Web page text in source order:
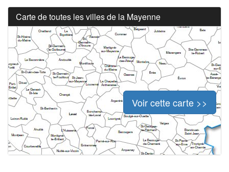
Carte de toutes les villes de la Mayenne
Voir cette carte >>